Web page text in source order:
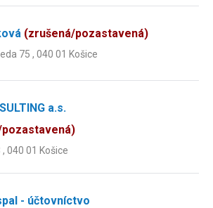
(zrušená/pozastavená)
75 , 040 01 Košice
a.s.
040 01 Košice
- účtovníctvo